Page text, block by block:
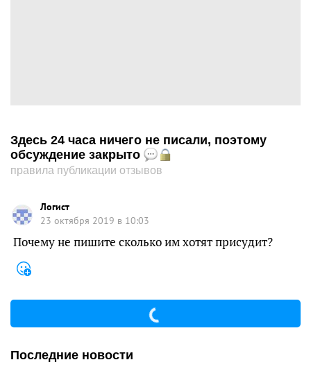
Здесь 24 часа ничего не писали, поэтому
обсуждение закрыто
правила публикации отзывов
Логист
23 октября 2019 в 10:03
Почему не пишите сколько им хотят присудит?
Последние новости